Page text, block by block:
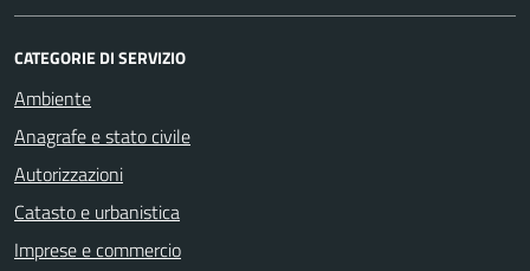
CATEGORIE DI SERVIZIO
Ambiente
Anagrafe e stato civile
Autorizzazioni
Catasto e urbanistica
Imprese e commercio